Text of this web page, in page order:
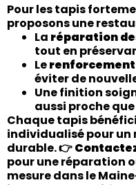
Pour les tapis
proposons une
La réparation
tout en
Le
éviter de
Une finition
aussi proche
Chaque tapis
individualisé pour
durable. 👉
pour une réparation
mesure dans le